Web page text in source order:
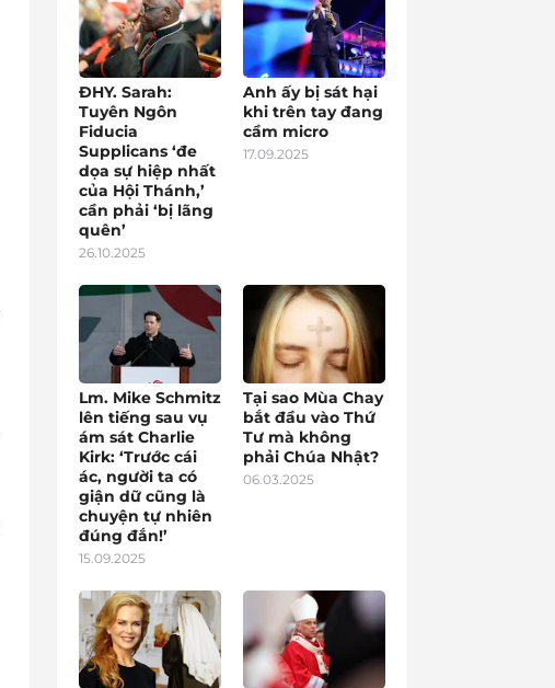
ĐHY. Sarah:
Tuyên Ngôn
Fiducia
Supplicans ‘đe
dọa sự hiệp nhất
của Hội Thánh,’
cần phải ‘bị lãng
quên’
26.10.2025
Anh ấy bị sát hại
khi trên tay đang
cầm micro
17.09.2025
Lm. Mike Schmitz
lên tiếng sau vụ
ám sát Charlie
Kirk: ‘Trước cái
ác, người ta có
giận dữ cũng là
chuyện tự nhiên
đúng đắn!’
15.09.2025
Tại sao Mùa Chay
bắt đầu vào Thứ
Tư mà không
phải Chúa Nhật?
06.03.2025